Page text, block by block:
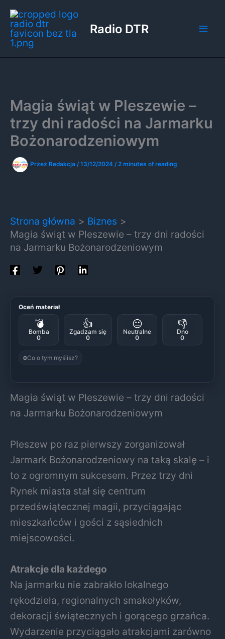
Przejdź
do
treści
Radio DTR
Magia świąt w Pleszewie –
trzy dni radości na Jarmarku
Bożonarodzeniowym
Przez Redakcja /13/12/2024 /2 minutes of reading
Strona główna
Biznes
Magia świąt w Pleszewie – trzy dni radości
na Jarmarku Bożonarodzeniowym
Oceń materiał
💣
Bomba
0
👍
Zgadzam się
0
😐
Neutralne
0
👎
Dno
0
0Co o tym myślisz?
Magia świąt w Pleszewie – trzy dni radości
na Jarmarku Bożonarodzeniowym
Pleszew po raz pierwszy zorganizował
Jarmark Bożonarodzeniowy na taką skalę – i
to z ogromnym sukcesem. Przez trzy dni
Rynek miasta stał się centrum
przedświątecznej magii, przyciągając
mieszkańców i gości z sąsiednich
miejscowości.
Atrakcje dla każdego
Na jarmarku nie zabrakło lokalnego
rękodzieła, regionalnych smakołyków,
dekoracji świątecznych i gorącego grzańca.
Wydarzenie przyciągało atrakcjami zarówno